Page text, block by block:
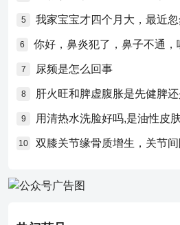
5 我家宝宝才四个月大，最近忽
6
7 尿频是怎么回事
8 肝火旺和脾虚腹胀是先健脾
9 用清热水洗脸好吗,是油性皮
10 双膝关节缘骨质增生，关节